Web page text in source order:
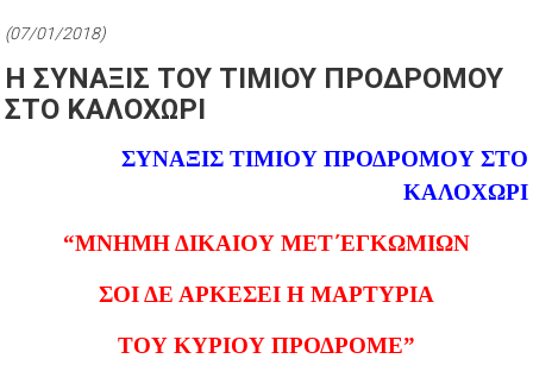
(07/01/2018)
Η ΣΥΝΑΞΙΣ ΤΟΥ ΤΙΜΙΟΥ ΠΡΟΔΡΟΜΟΥ
ΣΤΟ ΚΑΛΟΧΩΡΙ
ΣΥΝΑΞΙΣ ΤΙΜΙΟΥ ΠΡΟΔΡΟΜΟΥ ΣΤΟ
ΚΑΛΟΧΩΡΙ
“ΜΝΗΜΗ ΔΙΚΑΙΟΥ ΜΕΤ΄ΕΓΚΩΜΙΩΝ
ΣΟΙ ΔΕ ΑΡΚΕΣΕΙ Η ΜΑΡΤΥΡΙΑ
ΤΟΥ ΚΥΡΙΟΥ ΠΡΟΔΡΟΜΕ”